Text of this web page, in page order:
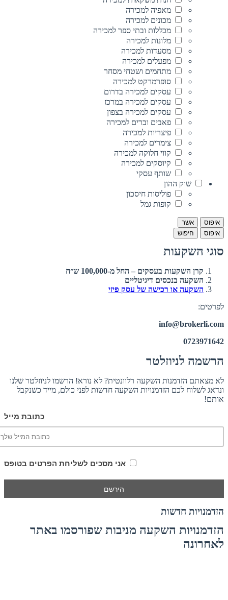
מאפיה למכירה
מכונים למכירה
מכללות ובתי ספר למכירה
מלונות למכירה
מסעדות למכירה
מפעלים למכירה
מתחמים ושטחי מסחר
סופרמרקט למכירה
עסקים למכירה בדרום
עסקים למכירה במרכז
עסקים למכירה בצפון
פאבים וברים למכירה
פיצריות למכירה
צימרים למכירה
קווי חלוקה למכירה
קיוסקים למכירה
שותף עסקי
שוק ההון
פוליסות חיסכון
קופות גמל
איפוס
אשר
איפוס
חיפוש
סוגי השקעות
קרן השקעות בעסקים – החל מ-100,000 ש״ח
השקעה בנכסים דיגיטליים
השקעה או רכישה של עסק פיזי
לפרטים:
info@brokerli.com
0723971642
הרשמה לניוזלטר
לא מצאתם הזדמנות השקעה רלוונטית? לא נורא! הרשמו לניוזלטר שלנו
ונדאג לשלוח לכם הזדמנויות השקעה חדשות לפני כולם, מייד כשנקבל
אותם!
כתובת מייל
אני מסכים לשליחת הפרטים בטופס
הזדמנויות חדשות
הזדמנויות השקעה מניבות שפורסמו באתר
לאחרונה